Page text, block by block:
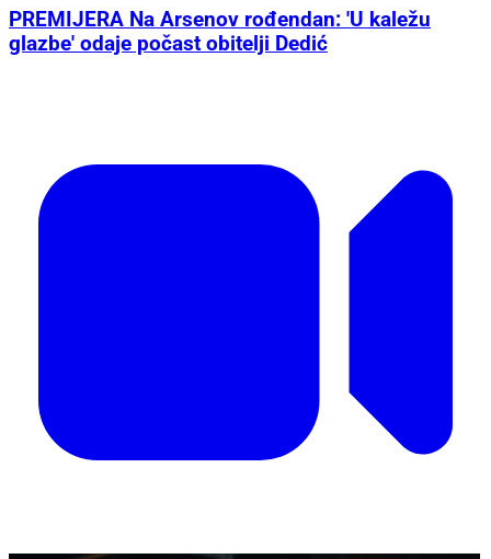
PREMIJERA Na Arsenov rođendan: 'U kaležu
glazbe' odaje počast obitelji Dedić